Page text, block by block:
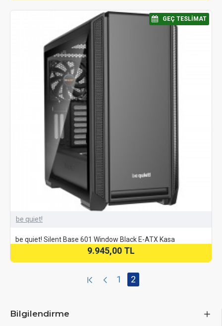
⠀GEÇ TESLIMAT
be quiet!
be quiet! Silent Base 601 Window Black E-ATX Kasa
9.945,00 TL
1 2
Bilgilendirme